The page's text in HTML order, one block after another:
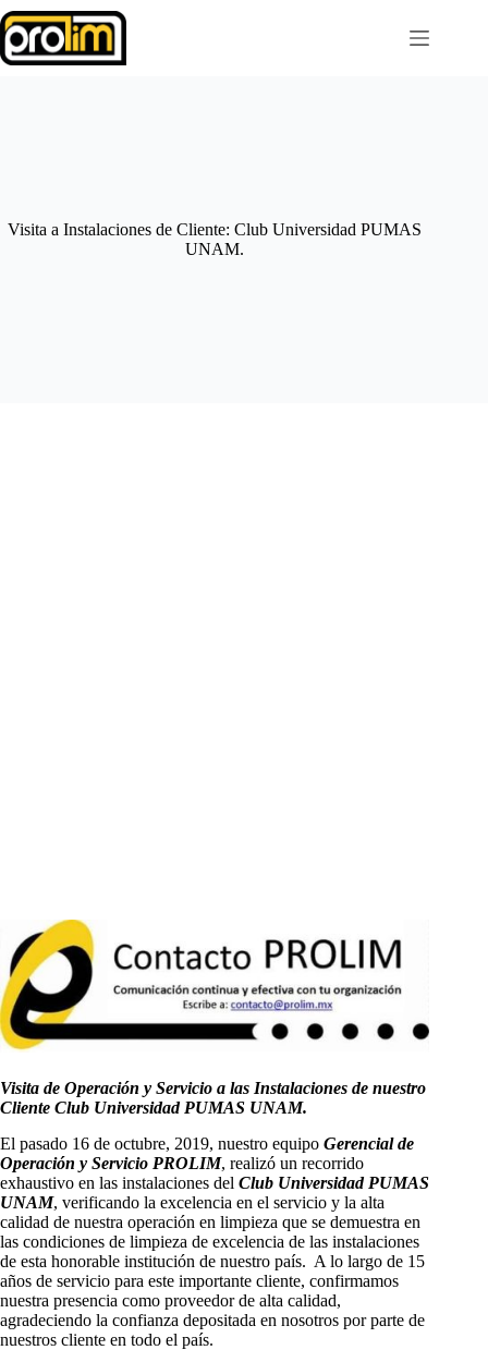
Saltar
al
contenido
Visita a Instalaciones de Cliente: Club Universidad PUMAS
UNAM.
Visita de Operación y Servicio a las Instalaciones de nuestro
Cliente Club Universidad PUMAS UNAM.
El pasado 16 de octubre, 2019, nuestro equipo Gerencial de
Operación y Servicio PROLIM, realizó un recorrido
exhaustivo en las instalaciones del Club Universidad PUMAS
UNAM, verificando la excelencia en el servicio y la alta
calidad de nuestra operación en limpieza que se demuestra en
las condiciones de limpieza de excelencia de las instalaciones
de esta honorable institución de nuestro país. A lo largo de 15
años de servicio para este importante cliente, confirmamos
nuestra presencia como proveedor de alta calidad,
agradeciendo la confianza depositada en nosotros por parte de
nuestros cliente en todo el país.